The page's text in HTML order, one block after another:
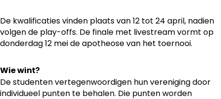
De kwalificaties vinden plaats van 12 tot 24 april, nadien
volgen de play-offs. De finale met livestream vormt op
donderdag 12 mei de apotheose van het toernooi.
Wie wint?
De studenten vertegenwoordigen hun vereniging door
individueel punten te behalen. Die punten worden